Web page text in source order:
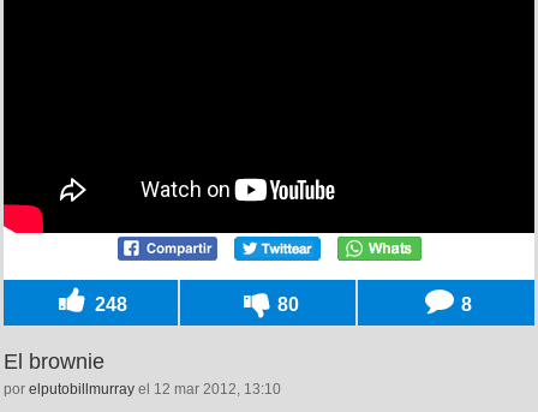
248 80 8
El brownie
por elputobillmurray el 12 mar 2012, 13:10